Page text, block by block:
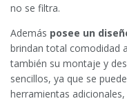
no se filtra.
Además posee un
brindan total comodidad
también su montaje y
sencillos, ya que se
herramientas